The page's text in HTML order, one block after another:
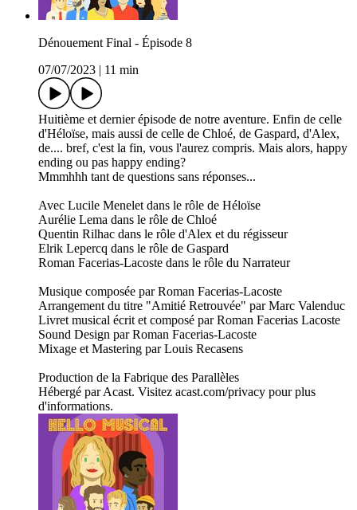
Dénouement Final - Épisode 8
07/07/2023
11 min
Huitième et dernier épisode de notre aventure. Enfin de celle
d'Héloïse, mais aussi de celle de Chloé, de Gaspard, d'Alex,
de.... bref, c'est la fin, vous l'aurez compris. Mais alors, happy
ending ou pas happy ending?
Mmmhhh tant de questions sans réponses...
Avec Lucile Menelet dans le rôle de Héloïse
Aurélie Lema dans le rôle de Chloé
Quentin Rilhac dans le rôle d'Alex et du régisseur
Elrik Lepercq dans le rôle de Gaspard
Roman Facerias-Lacoste dans le rôle du Narrateur
Musique composée par Roman Facerias-Lacoste
Arrangement du titre "Amitié Retrouvée" par Marc Valenduc
Livret musical écrit et composé par Roman Facerias Lacoste
Sound Design par Roman Facerias-Lacoste
Mixage et Mastering par Louis Recasens
Production de la Fabrique des Parallèles
Hébergé par Acast. Visitez acast.com/privacy pour plus
d'informations.